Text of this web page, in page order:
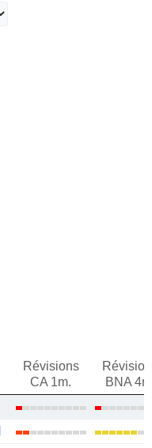
Révisions
CA 1m.
BNA